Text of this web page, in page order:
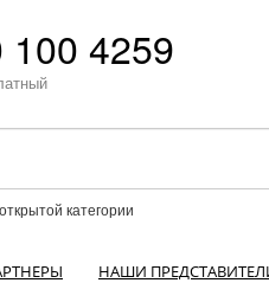
100 4259
категории
НАШИ